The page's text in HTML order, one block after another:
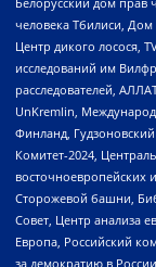
человека Тбилиси,
Центр дикого лосося,
исследований им
расследователей,
UnKremlin,
Финланд,
Комитет-2024,
восточноевропейских
Сторожевой башни,
Совет, Центр анализа
Европа, Российский
за демократию в